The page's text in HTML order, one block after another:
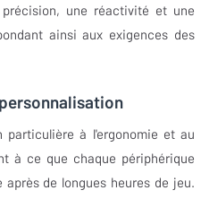
une réactivité et une
ainsi aux exigences des
à l'ergonomie et au
à ce que chaque périphérique
de longues heures de jeu.